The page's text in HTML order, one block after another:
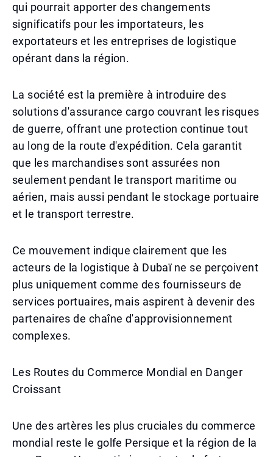
qui pourrait apporter des changements
significatifs pour les importateurs, les
exportateurs et les entreprises de logistique
opérant dans la région.
La société est la première à introduire des
solutions d'assurance cargo couvrant les risques
de guerre, offrant une protection continue tout
au long de la route d'expédition. Cela garantit
que les marchandises sont assurées non
seulement pendant le transport maritime ou
aérien, mais aussi pendant le stockage portuaire
et le transport terrestre.
Ce mouvement indique clairement que les
acteurs de la logistique à Dubaï ne se perçoivent
plus uniquement comme des fournisseurs de
services portuaires, mais aspirent à devenir des
partenaires de chaîne d'approvisionnement
complexes.
Les Routes du Commerce Mondial en Danger
Croissant
Une des artères les plus cruciales du commerce
mondial reste le golfe Persique et la région de la